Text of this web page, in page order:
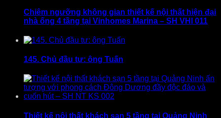
Chiêm ngưỡng không gian thiết kế nội thất hiện đại
nhà ống 4 tầng tại Vinhomes Marina – SH VHI 011
145. Chủ đầu tư: ông Tuấn
Thiết kế nội thất khách sạn 5 tầng tại Quảng Ninh